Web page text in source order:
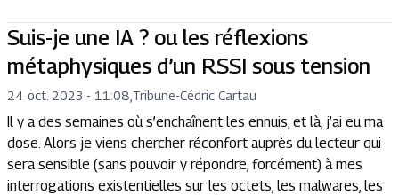
Suis-je une IA ? ou les réflexions
métaphysiques d’un RSSI sous tension
24 oct. 2023 - 11:08 Tribune-Cédric Cartau
Il y a des semaines où s’enchaînent les ennuis, et là, j’ai eu ma
dose. Alors je viens chercher réconfort auprès du lecteur qui
sera sensible (sans pouvoir y répondre, forcément) à mes
interrogations existentielles sur les octets, les malwares, les